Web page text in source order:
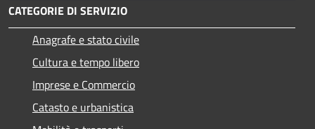
CATEGORIE DI SERVIZIO
Anagrafe e stato civile
Cultura e tempo libero
Imprese e Commercio
Catasto e urbanistica